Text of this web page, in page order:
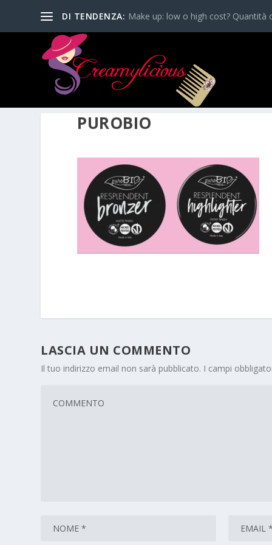
DI TENDENZA: Make up: low o high cost? Quantità
PUROBIO
LASCIA UN COMMENTO
Il tuo indirizzo email non sarà pubblicato. I campi